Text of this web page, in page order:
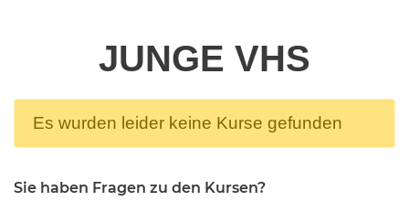
JUNGE VHS
Es wurden leider keine Kurse gefunden
Sie haben Fragen zu den Kursen?